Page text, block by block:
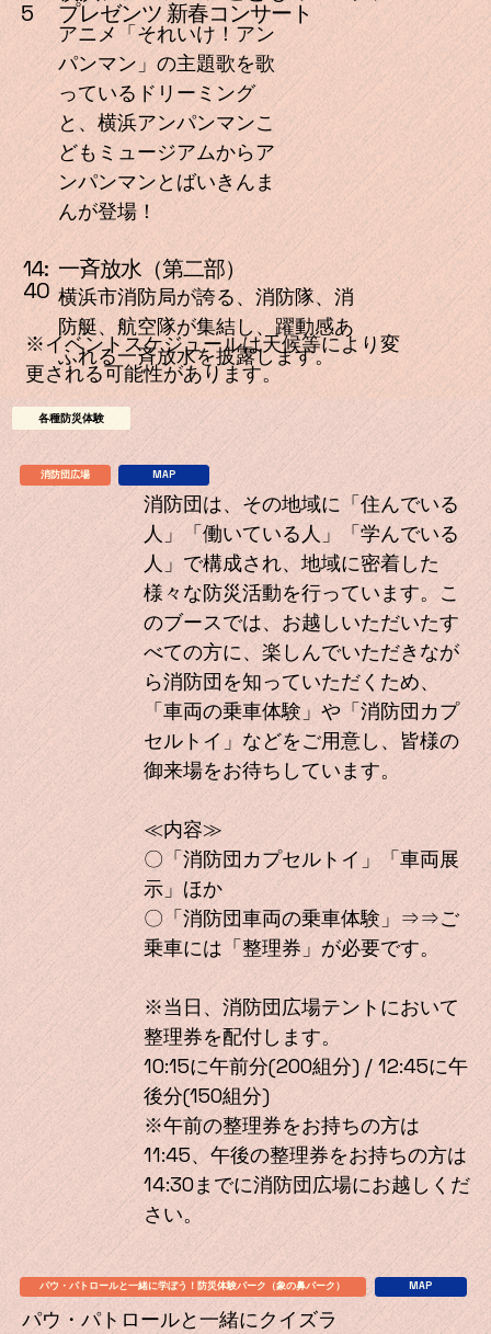
5 プレゼンツ 新春コンサート
アニメ「それいけ！アン
パンマン」の主題歌を歌
っているドリーミング
と、横浜アンパンマンこ
どもミュージアムからア
ンパンマンとばいきんま
んが登場！
14:
40
一斉放水（第二部）
横浜市消防局が誇る、消防隊、消
防艇、航空隊が集結し、躍動感あ
ふれる一斉放水を披露します。
※イベントスケジュールは天候等により変
更される可能性があります。
各種防災体験
消防団広場 MAP
消防団は、その地域に「住んでいる
人」「働いている人」「学んでいる
人」で構成され、地域に密着した
様々な防災活動を行っています。こ
のブースでは、お越しいただいたす
べての方に、楽しんでいただきなが
ら消防団を知っていただくため、
「車両の乗車体験」や「消防団カプ
セルトイ」などをご用意し、皆様の
御来場をお待ちしています。
≪内容≫
〇「消防団カプセルトイ」「車両展
示」ほか
〇「消防団車両の乗車体験」⇒⇒ご
乗車には「整理券」が必要です。
※当日、消防団広場テントにおいて
整理券を配付します。
10:15に午前分(200組分) / 12:45に午
後分(150組分)
※午前の整理券をお持ちの方は
11:45、午後の整理券をお持ちの方は
14:30までに消防団広場にお越しくだ
さい。
パウ・パトロールと一緒に学ぼう！防災体験パーク（象の鼻パーク） MAP
パウ・パトロールと一緒にクイズラ